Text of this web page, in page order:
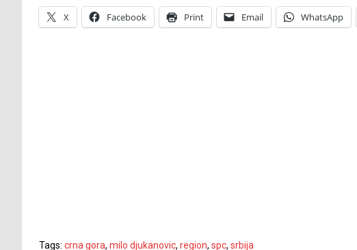
X Facebook Print Email WhatsApp
Tags: crna gora, milo djukanovic, region, spc, srbija